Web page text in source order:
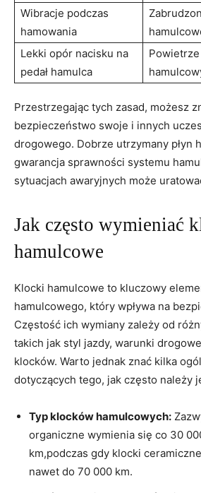
Wibracje podczas
hamowania
Lekki opór​ nacisku na
pedał hamulca
Powietrze
Przestrzegając tych zasad, możesz
bezpieczeństwo swoje i innych
drogowego. Dobrze utrzymany płyn
gwarancja ‌sprawności systemu
sytuacjach⁢ awaryjnych może
Jak często wymieniać
hamulcowe
Klocki hamulcowe to kluczowy
hamulcowego, który‍ wpływa‌ na
Częstość ich wymiany zależy od
takich jak styl jazdy, warunki
klocków. Warto jednak znać kilka
dotyczących tego, jak często należy
Typ klocków hamulcowych:
organiczne wymienia się co 30
km,podczas gdy klocki
nawet do 70 000 km.